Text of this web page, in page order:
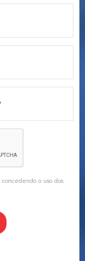
concedendo o uso dos